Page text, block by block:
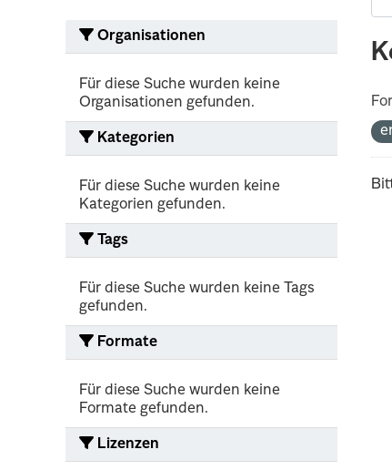
Organisationen
Für diese Suche wurden keine
Organisationen gefunden.
Kategorien
Für diese Suche wurden keine
Kategorien gefunden.
Tags
Für diese Suche wurden keine Tags
gefunden.
Formate
Für diese Suche wurden keine
Formate gefunden.
Lizenzen